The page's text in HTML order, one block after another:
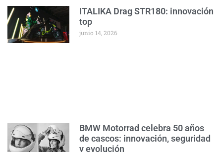
ITALIKA Drag STR180: innovación
top
junio 14, 2026
BMW Motorrad celebra 50 años
de cascos: innovación, seguridad
y evolución